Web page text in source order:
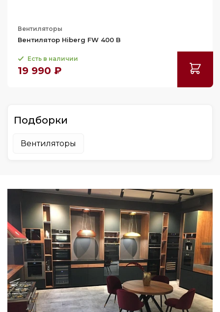
Вентиляторы
Вентилятор Hiberg FW 400 B
Есть в наличии
19 990 ₽
Подборки
Вентиляторы